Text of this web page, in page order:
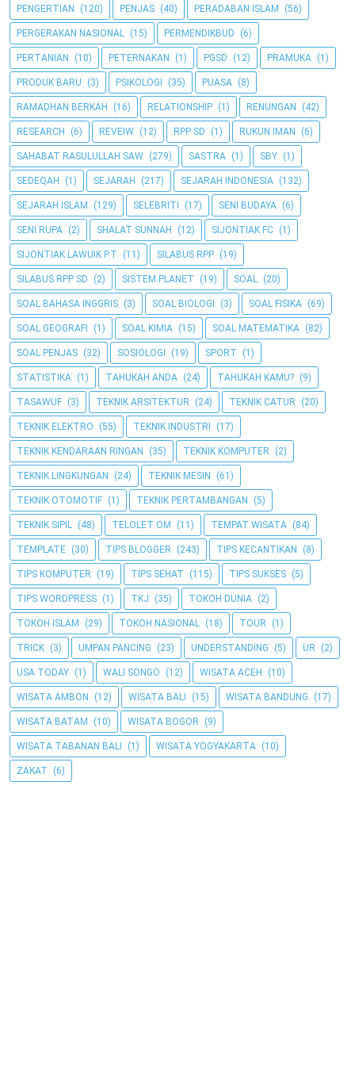
PENGERTIAN (120) PENJAS (40) PERADABAN ISLAM (56)
PERGERAKAN NASIONAL (15) PERMENDIKBUD (6)
PERTANIAN (10) PETERNAKAN (1) PGSD (12) PRAMUKA (1)
PRODUK BARU (3) PSIKOLOGI (35) PUASA (8)
RAMADHAN BERKAH (16) RELATIONSHIP (1) RENUNGAN (42)
RESEARCH (6) REVEIW (12) RPP SD (1) RUKUN IMAN (6)
SAHABAT RASULULLAH SAW (279) SASTRA (1) SBY (1)
SEDEQAH (1) SEJARAH (217) SEJARAH INDONESIA (132)
SEJARAH ISLAM (129) SELEBRITI (17) SENI BUDAYA (6)
SENI RUPA (2) SHALAT SUNNAH (12) SIJONTIAK FC (1)
SIJONTIAK LAWUIK P.T (11) SILABUS RPP (19)
SILABUS RPP SD (2) SISTEM PLANET (19) SOAL (20)
SOAL BAHASA INGGRIS (3) SOAL BIOLOGI (3) SOAL FISIKA (69)
SOAL GEOGRAFI (1) SOAL KIMIA (15) SOAL MATEMATIKA (82)
SOAL PENJAS (32) SOSIOLOGI (19) SPORT (1)
STATISTIKA (1) TAHUKAH ANDA (24) TAHUKAH KAMU? (9)
TASAWUF (3) TEKNIK ARSITEKTUR (24) TEKNIK CATUR (20)
TEKNIK ELEKTRO (55) TEKNIK INDUSTRI (17)
TEKNIK KENDARAAN RINGAN (35) TEKNIK KOMPUTER (2)
TEKNIK LINGKUNGAN (24) TEKNIK MESIN (61)
TEKNIK OTOMOTIF (1) TEKNIK PERTAMBANGAN (5)
TEKNIK SIPIL (48) TELOLET OM (11) TEMPAT WISATA (84)
TEMPLATE (30) TIPS BLOGGER (243) TIPS KECANTIKAN (8)
TIPS KOMPUTER (19) TIPS SEHAT (115) TIPS SUKSES (5)
TIPS WORDPRESS (1) TKJ (35) TOKOH DUNIA (2)
TOKOH ISLAM (29) TOKOH NASIONAL (18) TOUR (1)
TRICK (3) UMPAN PANCING (23) UNDERSTANDING (5) UR (2)
USA TODAY (1) WALI SONGO (12) WISATA ACEH (10)
WISATA AMBON (12) WISATA BALI (15) WISATA BANDUNG (17)
WISATA BATAM (10) WISATA BOGOR (9)
WISATA TABANAN BALI (1) WISATA YOGYAKARTA (10)
ZAKAT (6)